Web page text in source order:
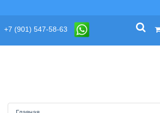
+7 (901) 547-58-63